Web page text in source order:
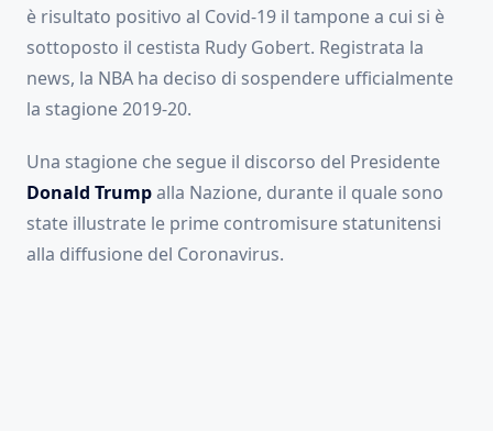
è risultato positivo al Covid-19 il tampone a cui si è
sottoposto il cestista Rudy Gobert. Registrata la
news, la NBA ha deciso di sospendere ufficialmente
la stagione 2019-20.
Una stagione che segue il discorso del Presidente
Donald Trumpalla Nazione, durante il quale sono
state illustrate le prime contromisure statunitensi
alla diffusione del Coronavirus.